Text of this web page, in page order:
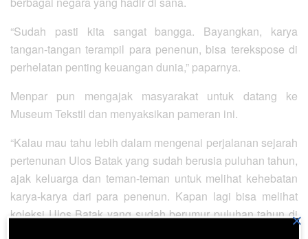
“Sudah pasti kita sangat bangga. Bayangkan, karya
tangan-tangan terampil para penenun, bisa terekspose di
perhelatan penting keuangan dunia,” paparnya.
Menpar pun mengajak masyarakat untuk datang ke
Museum Tekstil dan menyaksikan pameran ini.
“Kalau mau tahu lebih dalam mengenai perjalanan sejarah
pertenunan Ulos Batak yang sudah berusia puluhan tahun,
ajak keluarga dan teman-teman untuk melihat kehebatan
karya-karya dari para penenun. Kapan lagi bisa melihat
koleksi Ulos Batak yang sudah berumur puluhan tahun di
×